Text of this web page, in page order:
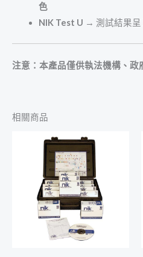
色
NIK Test U → 測試結果呈
注意：本產品僅供執法機構、政
相關商品